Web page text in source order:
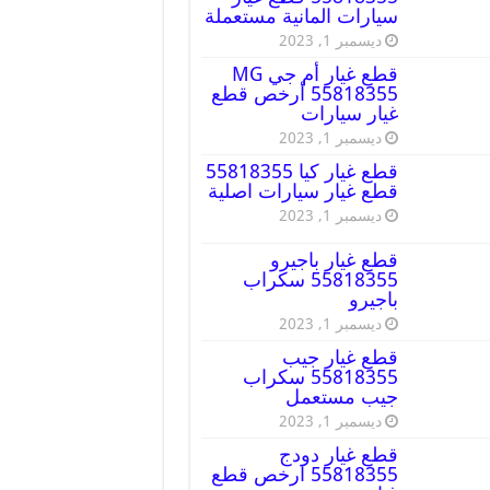
سيارات المانية مستعملة
ديسمبر 1, 2023
قطع غيار أم جي MG
55818355 أرخص قطع
غيار سيارات
ديسمبر 1, 2023
قطع غيار كيا 55818355
قطع غيار سيارات اصلية
ديسمبر 1, 2023
قطع غيار باجيرو
55818355 سكراب
باجيرو
ديسمبر 1, 2023
قطع غيار جيب
55818355 سكراب
جيب مستعمل
ديسمبر 1, 2023
قطع غيار دودج
55818355 ارخص قطع